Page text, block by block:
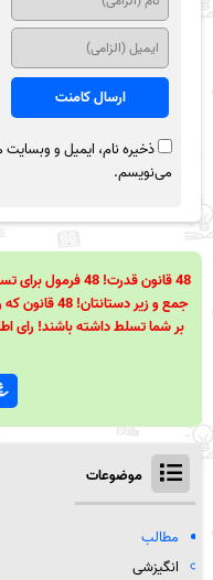
ذخیره نام، ایمیل و وبسایت
می‌نویسم.
جمع و زیر
بر شما تسلط داشته باشند! رای
موضوعات
مطالب
انگیزشی